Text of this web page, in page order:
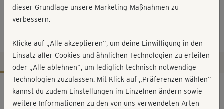
Step mit Jannie - Einsteigerkurs lang
Workout-Facts
mittelschwer
dieser Grundlage unsere Marketing-Maßnahmen zu
verbessern.
Klicke auf „Alle akzeptieren“, um deine Einwilligung in den
Einsatz aller Cookies und ähnlichen Technologien zu erteilen
oder „Alle ablehnen“, um lediglich technisch notwendige
Technologien zuzulassen. Mit Klick auf „Präferenzen wählen“
kannst du zudem Einstellungen im Einzelnen ändern sowie
weitere Informationen zu den von uns verwendeten Arten